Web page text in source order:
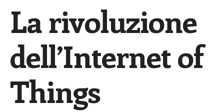
La rivoluzione
dell’Internet of
Things